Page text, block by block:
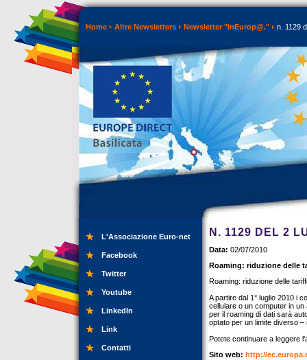
Home Altre Newsletters Newsletter "InEurop@." n. 1129
L'Associazione Euro-net
Facebook
Twitter
Youtube
LinkedIn
Link
Contatti
N. 1129 DEL 2
Data: 02/07/2010
Roaming: riduzione delle
Roaming: riduzione delle
A partire dal 1° luglio 2010 i
cellulare o un computer in
per il roaming di dati sarà
optato per un limite diverso
Potete continuare a leggere
Sito web: http://